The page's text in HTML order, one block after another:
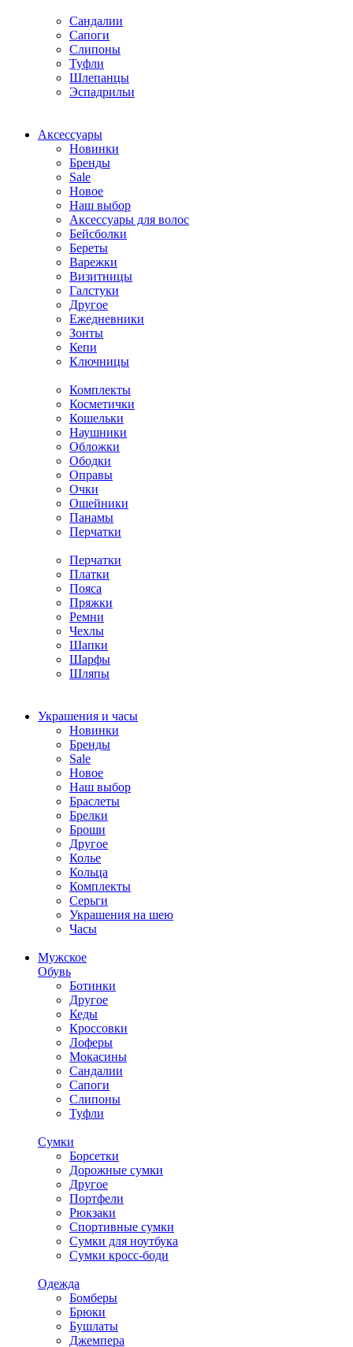
Сандалии
Сапоги
Слипоны
Туфли
Шлепанцы
Эспадрильи
Аксессуары
Новинки
Бренды
Sale
Новое
Наш выбор
Аксессуары для волос
Бейсболки
Береты
Варежки
Визитницы
Галстуки
Другое
Ежедневники
Зонты
Кепи
Ключницы
Комплекты
Косметички
Кошельки
Наушники
Обложки
Ободки
Оправы
Очки
Ошейники
Панамы
Перчатки
Перчатки
Платки
Пояса
Пряжки
Ремни
Чехлы
Шапки
Шарфы
Шляпы
Украшения и часы
Новинки
Бренды
Sale
Новое
Наш выбор
Браслеты
Брелки
Броши
Другое
Колье
Кольца
Комплекты
Серьги
Украшения на шею
Часы
Мужское
Обувь
Ботинки
Другое
Кеды
Кроссовки
Лоферы
Мокасины
Сандалии
Сапоги
Слипоны
Туфли
Сумки
Борсетки
Дорожные сумки
Другое
Портфели
Рюкзаки
Спортивные сумки
Сумки для ноутбука
Сумки кросс-боди
Одежда
Бомберы
Брюки
Бушлаты
Джемпера